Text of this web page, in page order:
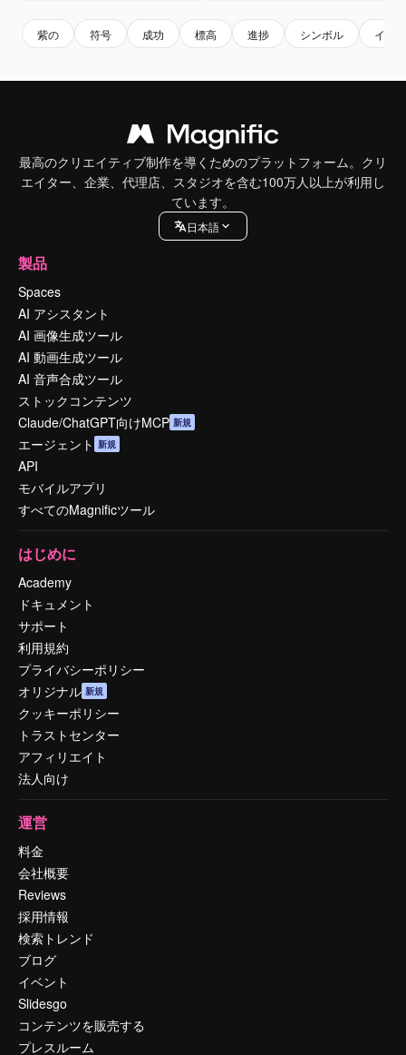
紫の 符号 成功 標高 進捗 シンボル イラ
最高のクリエイティブ制作を導くためのプラットフォーム。クリ
エイター、企業、代理店、スタジオを含む100万人以上が利用し
ています。
日本語
製品
Spaces
AI アシスタント
AI 画像生成ツール
AI 動画生成ツール
AI 音声合成ツール
ストックコンテンツ
Claude/ChatGPT向けMCP 新規
エージェント 新規
API
モバイルアプリ
すべてのMagnificツール
はじめに
Academy
ドキュメント
サポート
利用規約
プライバシーポリシー
オリジナル 新規
クッキーポリシー
トラストセンター
アフィリエイト
法人向け
運営
料金
会社概要
Reviews
採用情報
検索トレンド
ブログ
イベント
Slidesgo
コンテンツを販売する
プレスルーム